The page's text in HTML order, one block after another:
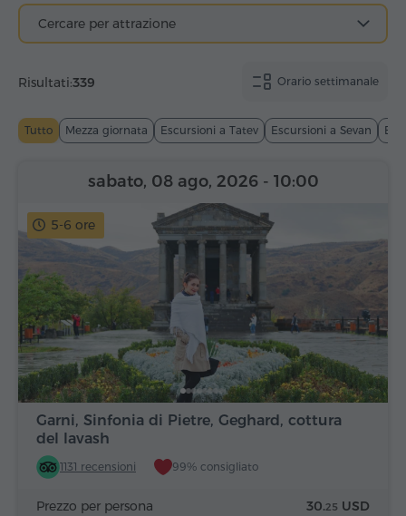
Cercare per attrazione
Orario settimanale
Risultati:339
Tutto Mezza giornata Escursioni a Tatev Escursioni a Sevan
5-6 ore
Garni, Sinfonia di Pietre, Geghard, cottura
del lavash
1131 recensioni 99% consigliato
sabato, 08 ago, 2026 - 10:00
Prezzo per persona 30.25 USD